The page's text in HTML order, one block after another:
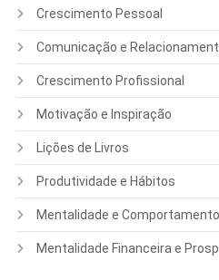
Crescimento Pessoal
Comunicação e
Crescimento Profissional
Motivação e Inspiração
Lições de Livros
Produtividade e Hábitos
Mentalidade e Comportamento
Mentalidade Financeira e